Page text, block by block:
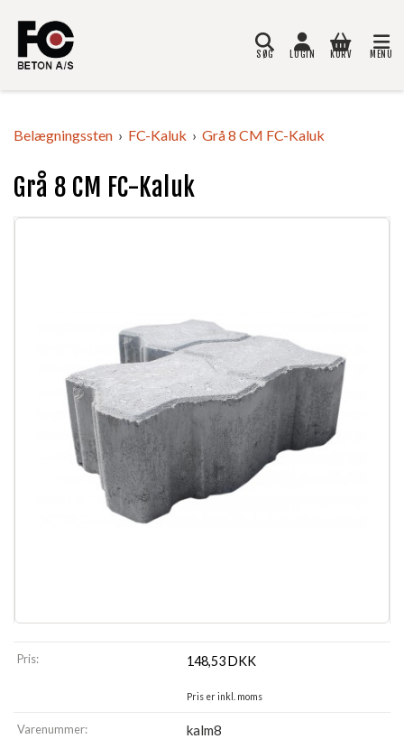
SØG LOGIN KURV MENU
Belægningssten FC-Kaluk Grå 8 CM FC-Kaluk
Grå 8 CM FC-Kaluk
Pris: 148,53DKK
Pris er inkl. moms
Varenummer: kalm8